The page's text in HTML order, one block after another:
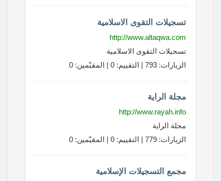
تسجيلات التقوى الاسلامية
http://www.altaqwa.com
تسجيلات التقوى الاسلامية
الزيارات: 793 | التقييم: 0 | المقيّمين: 0
مجلة الراية
http://www.rayah.info
مجلة الراية
الزيارات: 779 | التقييم: 0 | المقيّمين: 0
مجمع التسجيلات الإسلامية